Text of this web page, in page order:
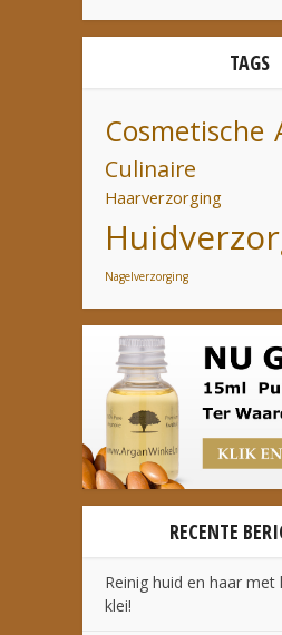
TAGS
Cosmetische
Culinaire
Haarverzorging
Nagelverzorging
RECENTE
Reinig huid en haar met
klei!